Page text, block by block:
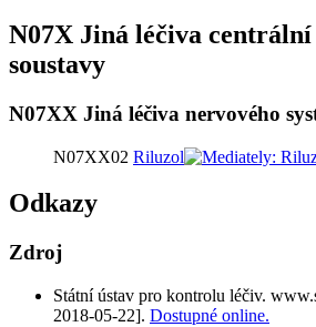
N07X Jiná léčiva centrální
soustavy
N07XX Jiná léčiva nervového
N07XX02 Riluzol
Odkazy
Zdroj
Státní ústav pro kontrolu léčiv.
2018-05-22]. Dostupné online.